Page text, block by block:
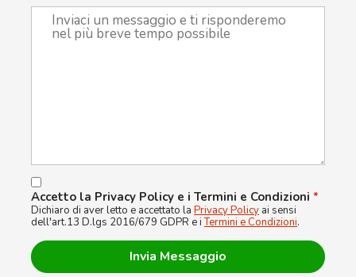
Accetto la Privacy Policy e i Termini e Condizioni *
Dichiaro di aver letto e accettato la Privacy Policy ai sensi
dell'art.13 D.lgs 2016/679 GDPR e iTermini e Condizioni.